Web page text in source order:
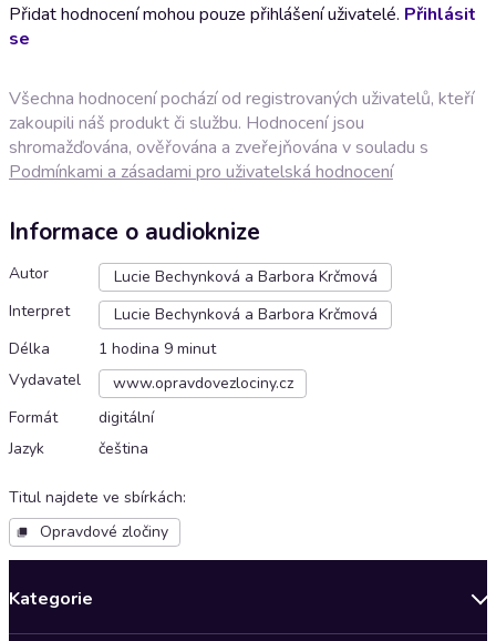
Přidat hodnocení mohou pouze přihlášení uživatelé. Přihlásit
se
Všechna hodnocení pochází od registrovaných uživatelů, kteří
zakoupili náš produkt či službu. Hodnocení jsou
shromažďována, ověřována a zveřejňována v souladu s
Podmínkami a zásadami pro uživatelská hodnocení
Informace o audioknize
Autor
Lucie Bechynková a Barbora Krčmová
Interpret
Lucie Bechynková a Barbora Krčmová
Délka
1 hodina 9 minut
Vydavatel
www.opravdovezlociny.cz
Formát
digitální
Jazyk
čeština
Titul najdete ve sbírkách:
Opravdové zločiny
Kategorie